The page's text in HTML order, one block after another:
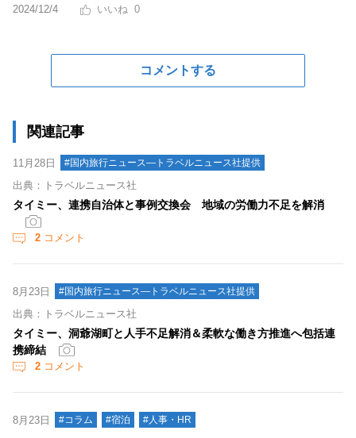
2024/12/4 0
コメントする
関連記事
11月28日 #国内旅行ニュース―トラベルニュース社提供
出典：トラベルニュース社
タイミー、連携自治体と事例交換会 地域の労働力不足を解消
2 コメント
8月23日 #国内旅行ニュース―トラベルニュース社提供
出典：トラベルニュース社
タイミー、洞爺湖町と人手不足解消＆柔軟な働き方推進へ包括連
携締結
2 コメント
8月23日 #コラム #宿泊 #人事・HR